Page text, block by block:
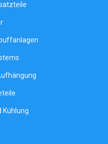
Kühlung